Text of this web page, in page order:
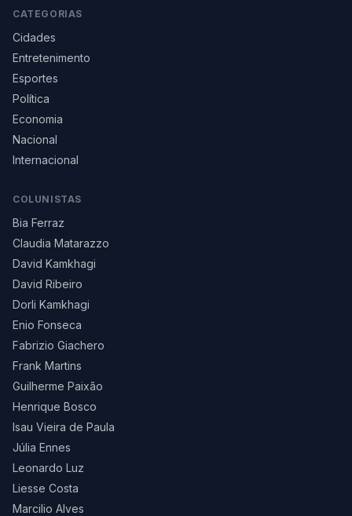
CATEGORIAS
Cidades
Entretenimento
Esportes
Política
Economia
Nacional
Internacional
COLUNISTAS
Bia Ferraz
Claudia Matarazzo
David Kamkhagi
David Ribeiro
Dorli Kamkhagi
Enio Fonseca
Fabrizio Giachero
Frank Martins
Guilherme Paixão
Henrique Bosco
Isau Vieira de Paula
Júlia Ennes
Leonardo Luz
Liesse Costa
Marcilio Alves